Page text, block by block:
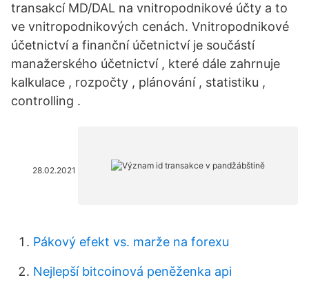
transakcí MD/DAL na vnitropodnikové účty a to
ve vnitropodnikových cenách. Vnitropodnikové
účetnictví a finanční účetnictví je součástí
manažerského účetnictví , které dále zahrnuje
kalkulace , rozpočty , plánování , statistiku ,
controlling .
28.02.2021
Pákový efekt vs. marže na forexu
Nejlepší bitcoinová peněženka api